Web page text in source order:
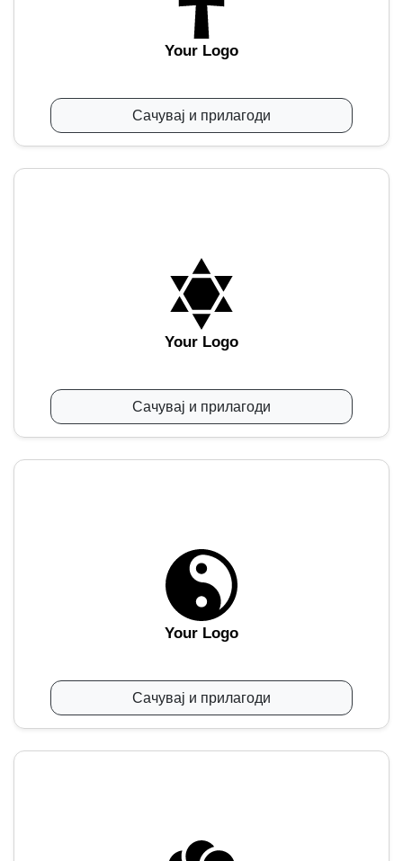
Your Logo
Сачувај и прилагоди
Your Logo
Сачувај и прилагоди
Your Logo
Сачувај и прилагоди